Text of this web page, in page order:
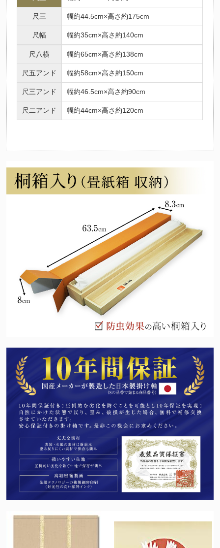
尺三 幅約44.5cm×高さ約175cm
尺幅 幅約35cm×高さ約140cm
尺八横 幅約65cm×高さ約138cm
尺五アンド 幅約58cm×高さ約150cm
尺三アンド 幅約46.5cm×高さ約90cm
尺二アンド 幅約44cm×高さ約120cm